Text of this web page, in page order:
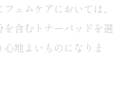
ェムケアにおいては、
含むトナーパッドを選
地よいものになりま